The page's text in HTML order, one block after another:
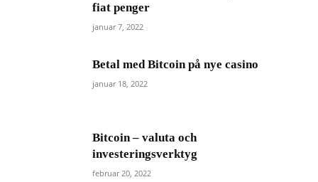
fiat penger
januar 7, 2022
Betal med Bitcoin på nye casino
januar 18, 2022
Bitcoin – valuta och
investeringsverktyg
februar 20, 2022